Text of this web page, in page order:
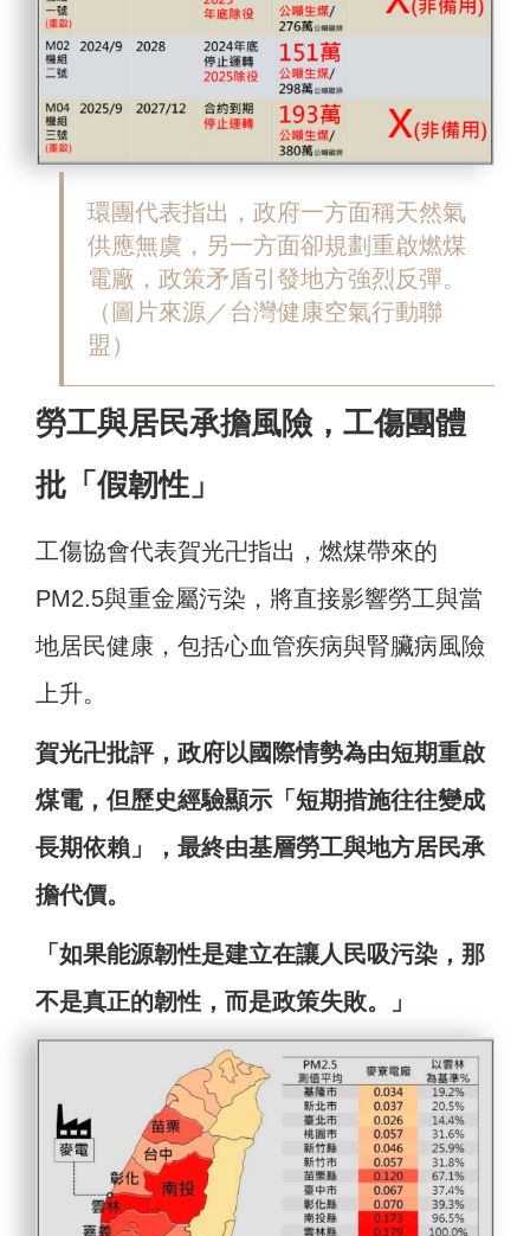
環團代表指出，政府一方面稱天然氣
供應無虞，另一方面卻規劃重啟燃煤
電廠，政策矛盾引發地方強烈反彈。
（圖片來源／台灣健康空氣行動聯
盟）
勞工與居民承擔風險，工傷團體
批「假韌性」
工傷協會代表賀光卍指出，燃煤帶來的
PM2.5與重金屬污染，將直接影響勞工與當
地居民健康，包括心血管疾病與腎臟病風險
上升。
賀光卍批評，政府以國際情勢為由短期重啟
煤電，但歷史經驗顯示「短期措施往往變成
長期依賴」，最終由基層勞工與地方居民承
擔代價。
「如果能源韌性是建立在讓人民吸污染，那
不是真正的韌性，而是政策失敗。」